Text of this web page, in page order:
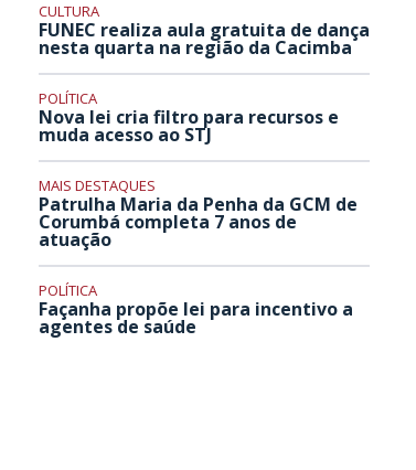
CULTURA
FUNEC realiza aula gratuita de dança
nesta quarta na região da Cacimba
POLÍTICA
Nova lei cria filtro para recursos e
muda acesso ao STJ
MAIS DESTAQUES
Patrulha Maria da Penha da GCM de
Corumbá completa 7 anos de
atuação
POLÍTICA
Façanha propõe lei para incentivo a
agentes de saúde